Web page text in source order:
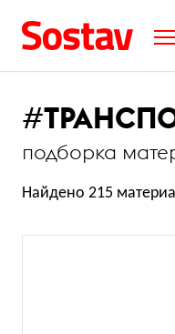
#
подборка
Найдено 215